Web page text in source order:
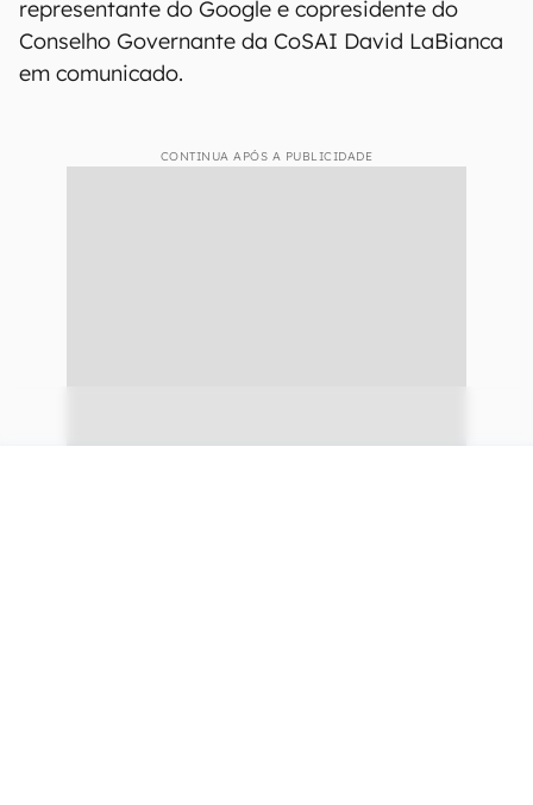
representante do Google e copresidente do
Conselho Governante da CoSAI David LaBianca
em comunicado.
CONTINUA APÓS A PUBLICIDADE